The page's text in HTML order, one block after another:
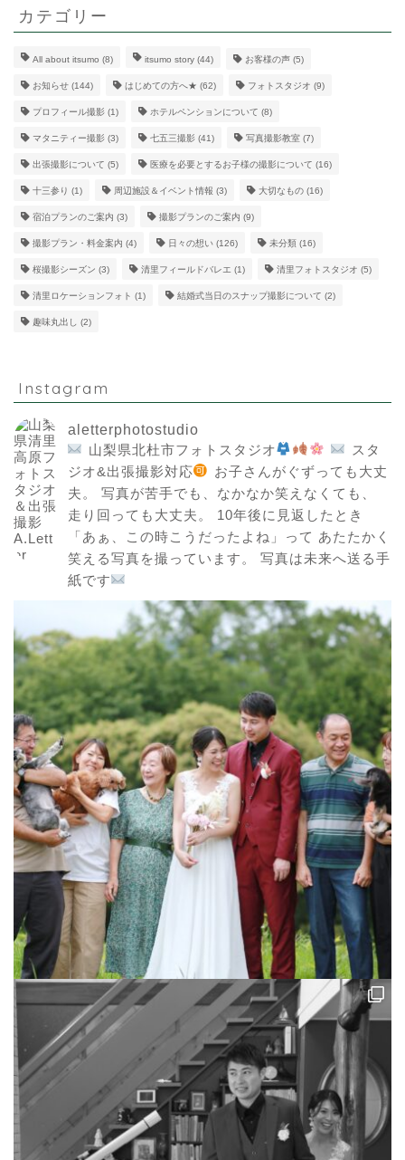
カテゴリー
All about itsumo (8) itsumo story (44) お客様の声 (5)
お知らせ (144) はじめての方へ★ (62) フォトスタジオ (9)
プロフィール撮影 (1) ホテルペンションについて (8)
マタニティー撮影 (3) 七五三撮影 (41) 写真撮影教室 (7)
出張撮影について (5) 医療を必要とするお子様の撮影について (16)
十三参り (1) 周辺施設＆イベント情報 (3) 大切なもの (16)
宿泊プランのご案内 (3) 撮影プランのご案内 (9)
撮影プラン・料金案内 (4) 日々の想い (126) 未分類 (16)
桜撮影シーズン (3) 清里フィールドバレエ (1) 清里フォトスタジオ (5)
清里ロケーションフォト (1) 結婚式当日のスナップ撮影について (2)
趣味丸出し (2)
Instagram
aletterphotostudio
山梨県北杜市フォトスタジオ
スタ
ジオ&出張撮影対応
お子さんがぐずっても大丈
夫。
写真が苦手でも、なかなか笑えなくても、
走り回っても大丈夫。
10年後に見返したとき
「あぁ、この時こうだったよね」って あたたかく
笑える写真を撮っています。
写真は未来へ送る手
紙です